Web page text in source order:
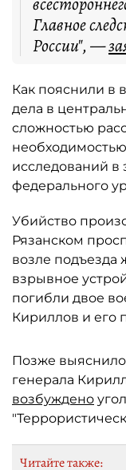
Главное
России", —
Как пояснили в
дела в
сложностью
исследований в
федерального
Убийство
Рязанском
возле подъезда
взрывное
погибли двое
Кириллов и его
Позже
генерала
возбуждено
Читайте также: